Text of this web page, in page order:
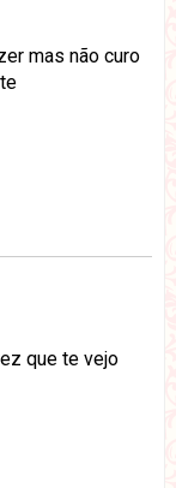
mas não curo
que te vejo